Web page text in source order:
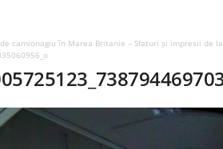
camionagiu în Marea Britanie – Sfaturi și impresii de